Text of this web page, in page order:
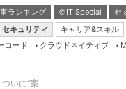
ランキング ＠IT Special セ
セキュリティ キャリア&スキル
コード クラウドネイティブ
いに“案...